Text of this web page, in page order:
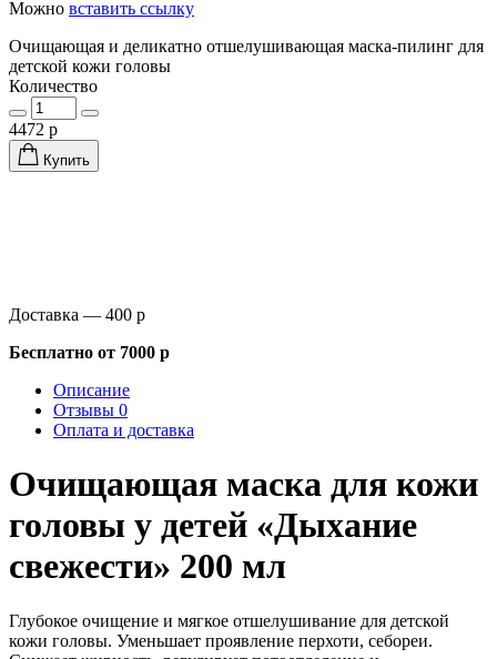
Можно вставить ссылку
Очищающая и деликатно отшелушивающая маска-пилинг для
детской кожи головы
Количество
4472 р
Купить
Доставка — 400 р
Бесплатно от 7000 р
Описание
Отзывы 0
Оплата и доставка
Очищающая маска для кожи
головы у детей «Дыхание
свежести» 200 мл
Глубокое очищение и мягкое отшелушивание для детской
кожи головы. Уменьшает проявление перхоти, себореи.